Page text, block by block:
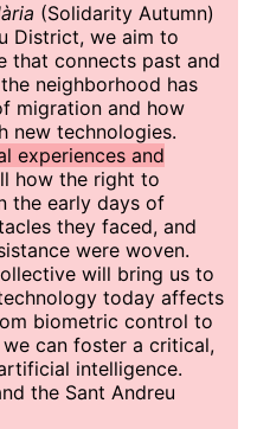
(Solidarity Autumn)
District, we aim to
that connects past and
neighborhood has
migration and how
new technologies.
experiences and
how the right to
the early days of
they faced, and
were woven.
will bring us to
today affects
biometric control to
can foster a critical,
intelligence.
the Sant Andreu